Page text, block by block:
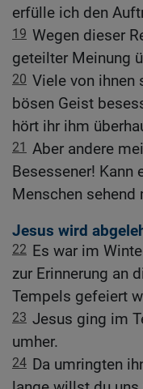
erfülle ich den
19 Wegen dieser
geteilter Meinung
20 Viele von ihnen
bösen Geist
hört ihr ihm
21 Aber andere
Besessener! Kann
Menschen sehend
Jesus wird
22 Es war im
zur Erinnerung an
Tempels gefeiert
23 Jesus ging im
umher.
24 Da umringten